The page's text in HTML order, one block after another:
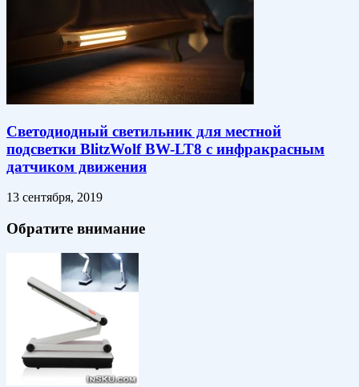
Светодиодный светильник для местной
подсветки BlitzWolf BW-LT8 с инфракрасным
датчиком движения
13 сентября, 2019
Обратите внимание